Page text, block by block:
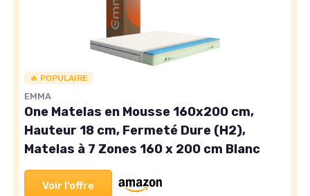
🔥 POPULAIRE
EMMA
One Matelas en Mousse 160x200 cm,
Hauteur 18 cm, Fermeté Dure (H2),
Matelas à 7 Zones 160 x 200 cm Blanc
Voir l'offre